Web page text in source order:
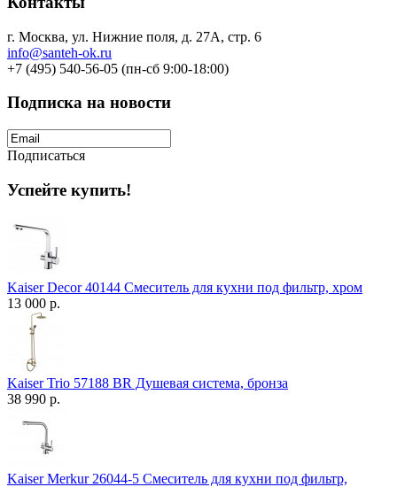
г. Москва, ул. Нижние поля, д. 27А, стр. 6
info@santeh-ok.ru
+7 (495) 540-56-05 (пн-сб 9:00-18:00)
Подписка на новости
Подписаться
Успейте купить!
Kaiser Decor 40144 Смеситель для кухни под фильтр, хром
13 000 р.
Kaiser Trio 57188 BR Душевая система, бронза
38 990 р.
Kaiser Merkur 26044-5 Смеситель для кухни под фильтр,